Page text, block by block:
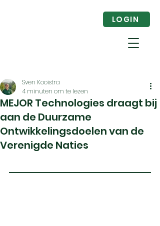
LOGIN
MEJOR Technologies draagt bij
aan de Duurzame
Ontwikkelingsdoelen van de
Verenigde Naties
Sven Kooistra
4 minuten om te lezen